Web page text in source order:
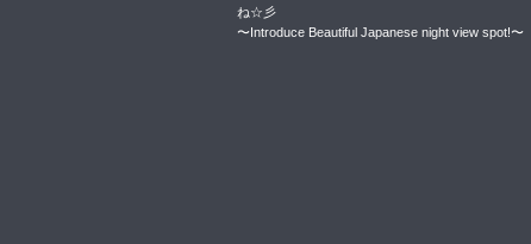
ね☆彡
〜Introduce Beautiful Japanese night view spot!〜